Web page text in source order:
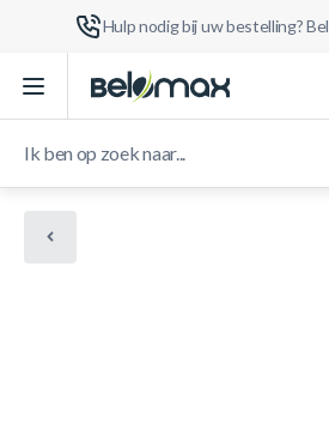
Hulp nodig bij uw bestelling? Bel
Ga naar de inhoud